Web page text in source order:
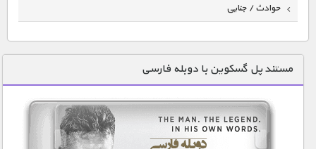
حوادث / جنایی
دنیای خوراکی ها
زمین شناسی / محیط زیست
سازه/ معماری/ مهندسی
سرگرمی
مستند پل گسکوین با دوبله فارسی